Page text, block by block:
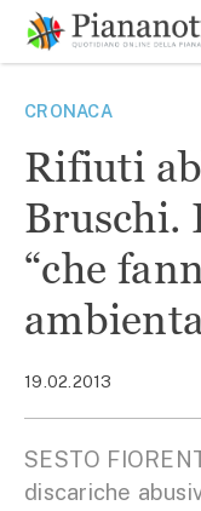
contenuto
CRONACA
Rifiuti
Bruschi.
“che
19.02.2013
SESTO
discariche